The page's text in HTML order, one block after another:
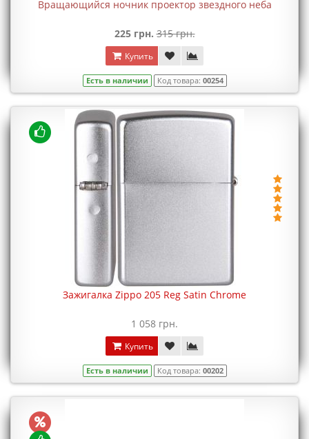
Вращающийся ночник проектор звездного неба
225 грн. 315 грн.
Купить
Есть в наличии Код товара: 00254
Зажигалка Zippo 205 Reg Satin Chrome
1 058 грн.
Купить
Есть в наличии Код товара: 00202